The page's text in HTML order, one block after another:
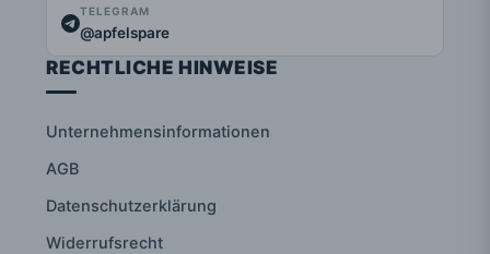
TELEGRAM
@apfelspare
RECHTLICHE HINWEISE
Unternehmensinformationen
AGB
Datenschutzerklärung
Widerrufsrecht